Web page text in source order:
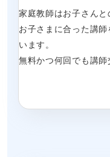
家庭教師はお子さんと
お子さまに合った講
います。
無料かつ何回でも講師